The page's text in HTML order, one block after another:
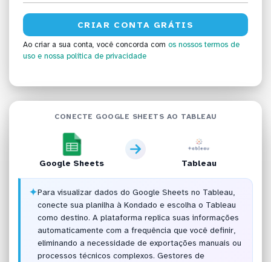
Ao criar a sua conta, você concorda com os nossos termos de
uso e nossa política de privacidade
CONECTE GOOGLE SHEETS AO TABLEAU
Google Sheets Tableau
✦Para visualizar dados do Google Sheets no Tableau,
conecte sua planilha à Kondado e escolha o Tableau
como destino. A plataforma replica suas informações
automaticamente com a frequência que você definir,
eliminando a necessidade de exportações manuais ou
processos técnicos complexos. Gestores de